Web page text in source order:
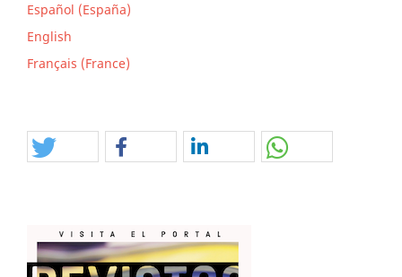
Español (España)
English
Français (France)